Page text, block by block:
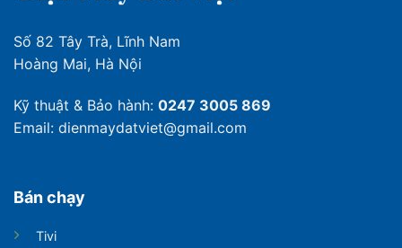
Số 82 Tây Trà, Lĩnh Nam
Hoàng Mai, Hà Nội
Kỹ thuật & Bảo hành: 0247 3005 869
Email: dienmaydatviet@gmail.com
Bán chạy
Tivi